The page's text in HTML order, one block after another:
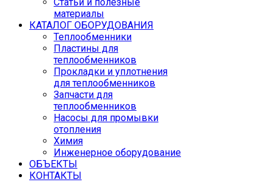
материалы
КАТАЛОГ ОБОРУДОВАНИЯ
Теплообменники
Пластины для
теплообменников
Прокладки и уплотнения
для теплообменников
Запчасти для
теплообменников
Насосы для промывки
отопления
Химия
Инженерное оборудование
ОБЪЕКТЫ
КОНТАКТЫ